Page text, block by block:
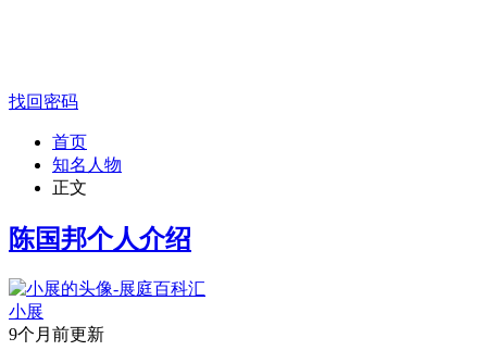
找回密码
首页
知名人物
正文
陈国邦个人介绍
小展
9个月前更新